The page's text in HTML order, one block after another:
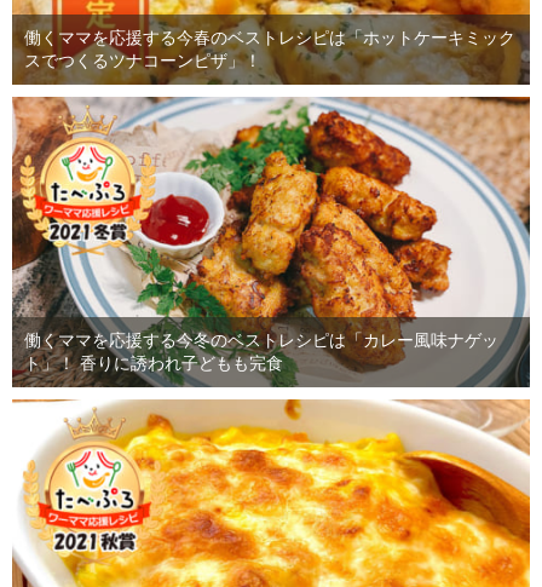
働くママを応援する今春のベストレシピは「ホットケーキミック
スでつくるツナコーンピザ」！
働くママを応援する今冬のベストレシピは「カレー風味ナゲッ
ト」！ 香りに誘われ子どもも完食